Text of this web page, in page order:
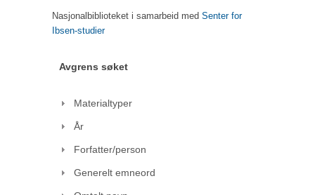
Nasjonalbiblioteket i samarbeid med Senter for
Ibsen-studier
Avgrens søket
Materialtyper
År
Forfatter/person
Generelt emneord